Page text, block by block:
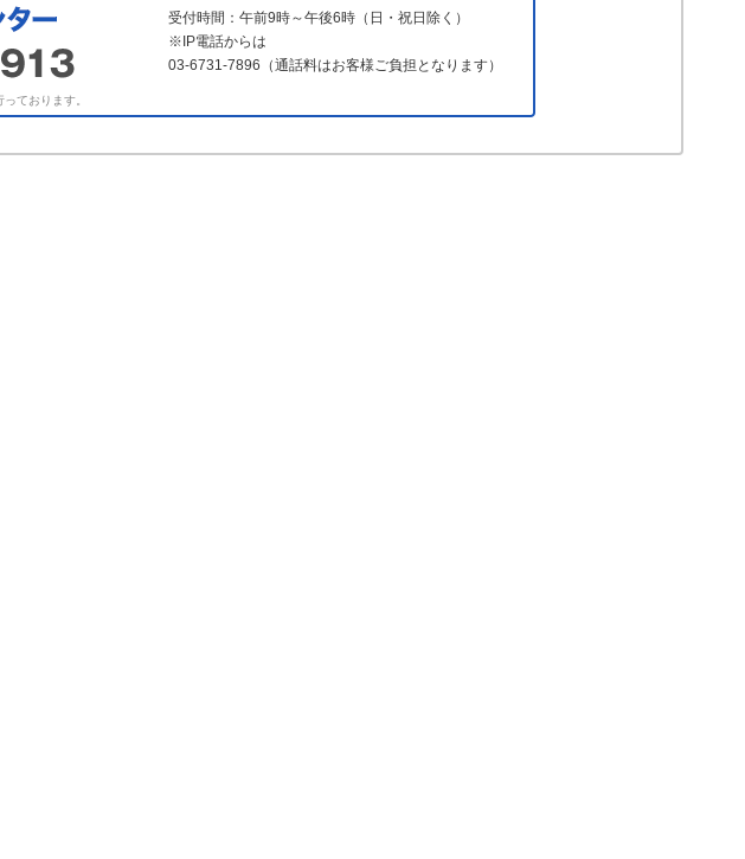
受付時間：午前9時～午後6時（日・祝日除く）
※IP電話からは
03-6731-7896（通話料はお客様ご負担となります）
ております。